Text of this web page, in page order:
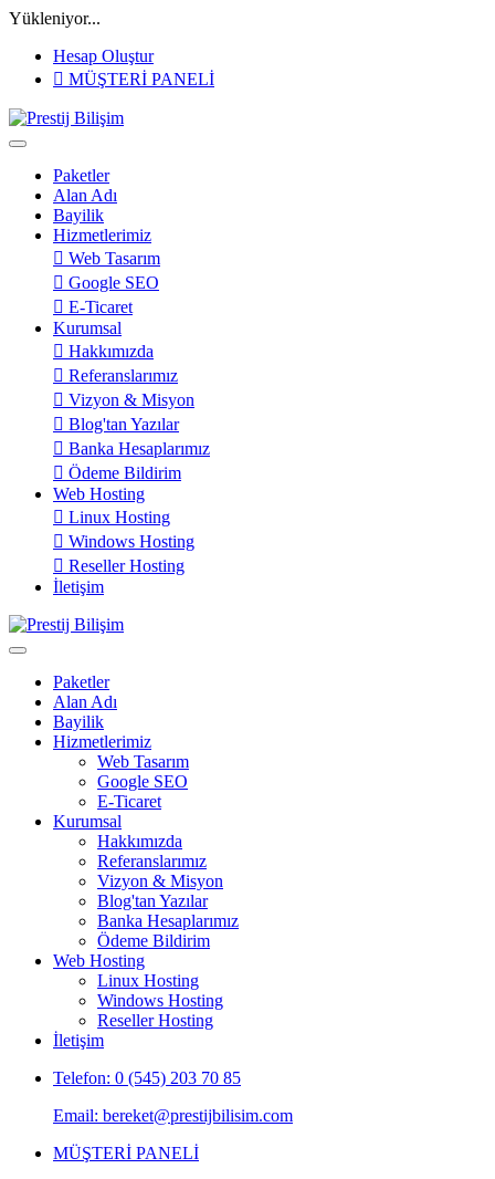
Yükleniyor...
Hesap Oluştur
MÜŞTERİ PANELİ
Paketler
Alan Adı
Bayilik
Hizmetlerimiz
Web Tasarım
Google SEO
E-Ticaret
Kurumsal
Hakkımızda
Referanslarımız
Vizyon & Misyon
Blog'tan Yazılar
Banka Hesaplarımız
Ödeme Bildirim
Web Hosting
Linux Hosting
Windows Hosting
Reseller Hosting
İletişim
Paketler
Alan Adı
Bayilik
Hizmetlerimiz
Web Tasarım
Google SEO
E-Ticaret
Kurumsal
Hakkımızda
Referanslarımız
Vizyon & Misyon
Blog'tan Yazılar
Banka Hesaplarımız
Ödeme Bildirim
Web Hosting
Linux Hosting
Windows Hosting
Reseller Hosting
İletişim
Telefon: 0 (545) 203 70 85
Email: bereket@prestijbilisim.com
MÜŞTERİ PANELİ